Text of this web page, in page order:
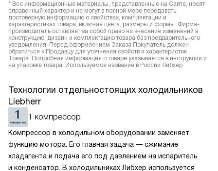
* Все информационные материалы, представленные на Сайте, носят
справочный характер и не могут в полной мере передавать
достоверную информацию о свойствах, комплектации и
характеристиках товара, включая цвета, размеры и формы. Фирма-
производитель оставляет за собой право на внесение изменений в
конструкцию, дизайн и комплектацию товара без предварительного
уведомления. Перед оформлением Заказа Покупатель должен
обратиться к Продавцу для уточнения свойств и характеристик
Товара. Подробная информация о товаре указывается в инструкции и
на упаковке товара. Используемое название в России Либхер
Технологии отдельностоящих холодильников
Liebherr
1 компрессор
Компрессор в холодильном оборудовании заменяет
функцию мотора. Его главная задача — сжимание
хладагента и подача его под давлением на испаритель
и конденсатор. В холодильниках Либхер используется